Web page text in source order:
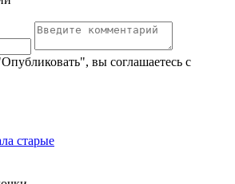
вы соглашаетесь с
старые